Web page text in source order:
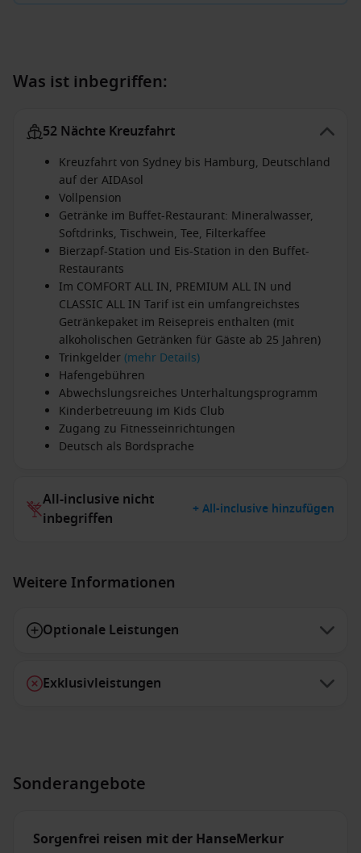
Was ist inbegriffen:
52 Nächte Kreuzfahrt
Kreuzfahrt von Sydney bis Hamburg, Deutschland
auf der AIDAsol
Vollpension
Getränke im Buffet-Restaurant: Mineralwasser,
Softdrinks, Tischwein, Tee, Filterkaffee
Bierzapf-Station und Eis-Station in den Buffet-
Restaurants
Im COMFORT ALL IN, PREMIUM ALL IN und
CLASSIC ALL IN Tarif ist ein umfangreichstes
Getränkepaket im Reisepreis enthalten (mit
alkoholischen Getränken für Gäste ab 25 Jahren)
Trinkgelder(mehr Details)
Hafengebühren
Abwechslungsreiches Unterhaltungsprogramm
Kinderbetreuung im Kids Club
Zugang zu Fitnesseinrichtungen
Deutsch als Bordsprache
All-inclusive nicht
inbegriffen
+ All-inclusive hinzufügen
Weitere Informationen
Optionale Leistungen
Exklusivleistungen
Sonderangebote
Sorgenfrei reisen mit der HanseMerkur